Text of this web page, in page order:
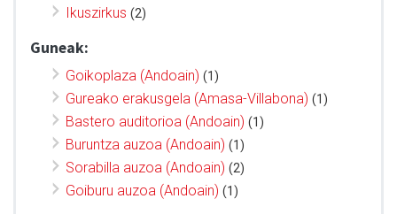
Ikuszirkus (2)
Guneak:
Goikoplaza (Andoain) (1)
Gureako erakusgela (Amasa-Villabona) (1)
Bastero auditorioa (Andoain) (1)
Buruntza auzoa (Andoain) (1)
Sorabilla auzoa (Andoain) (2)
Goiburu auzoa (Andoain) (1)